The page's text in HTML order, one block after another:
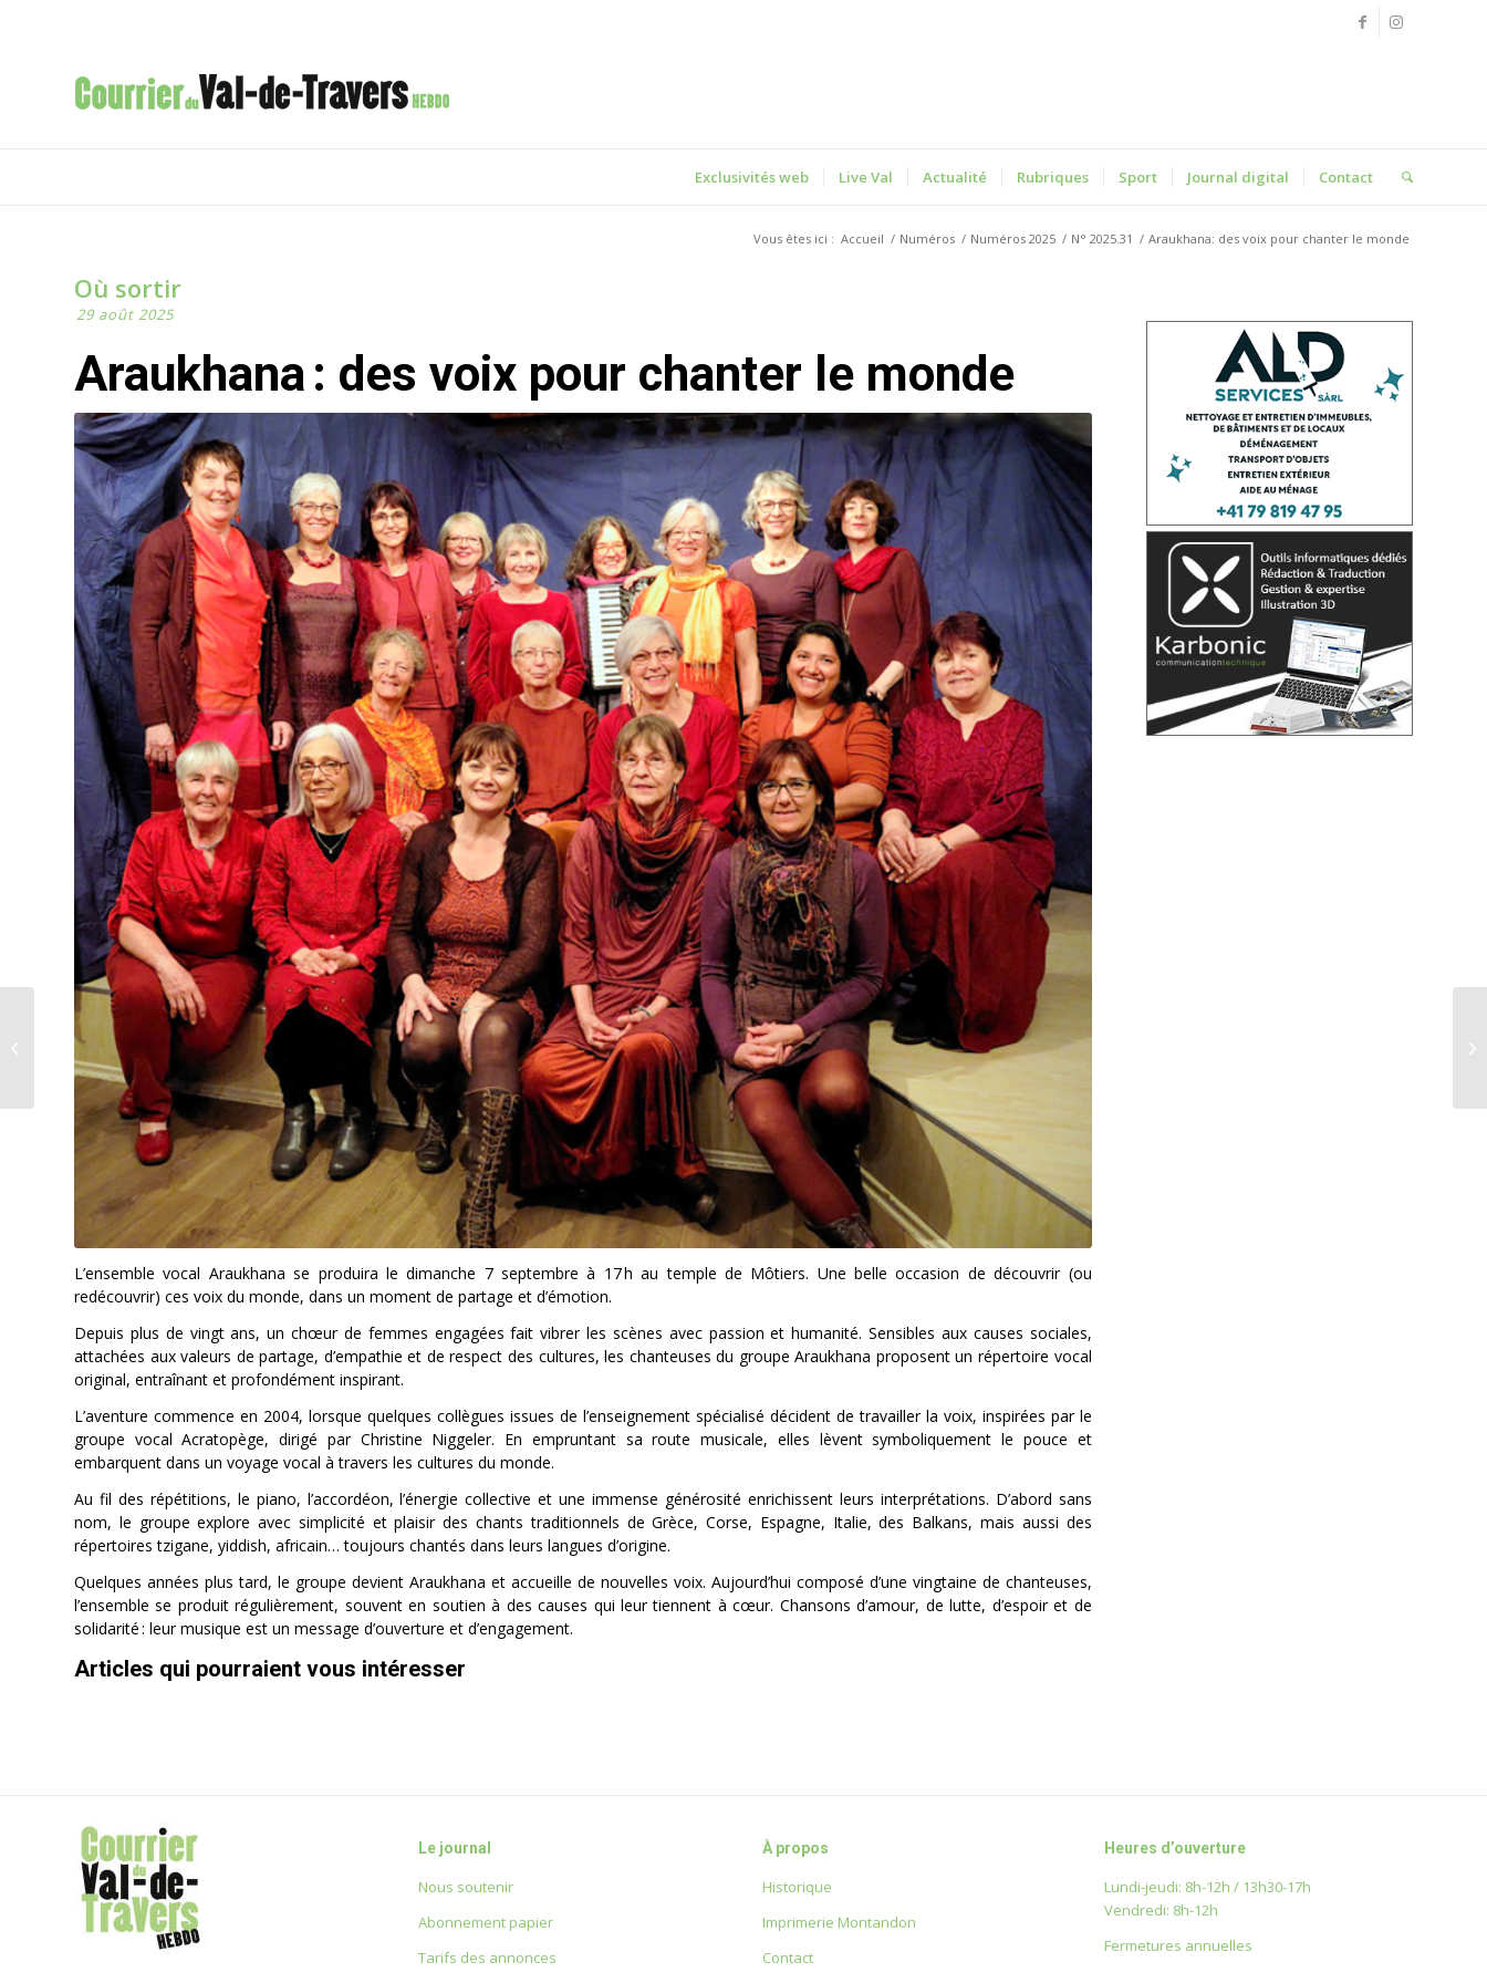
Exclusivités web Live Val Actualité Rubriques Sport Journal digital Contact
Vous êtes ici : Accueil / Numéros / Numéros 2025 / N° 2025.31 / Araukhana: des voix pour chanter le monde
Où sortir
29 août 2025
Araukhana : des voix pour chanter le monde
L’ensemble vocal Araukhana se produira le dimanche 7 septembre à 17 h au temple de Môtiers. Une belle occasion de découvrir (ou
redécouvrir) ces voix du monde, dans un moment de partage et d’émotion.
Depuis plus de vingt ans, un chœur de femmes engagées fait vibrer les scènes avec passion et humanité. Sensibles aux causes sociales,
attachées aux valeurs de partage, d’empathie et de respect des cultures, les chanteuses du groupe Araukhana proposent un répertoire vocal
original, entraînant et profondément inspirant.
L’aventure commence en 2004, lorsque quelques collègues issues de l’enseignement spécialisé décident de travailler la voix, inspirées par le
groupe vocal Acratopège, dirigé par Christine Niggeler. En empruntant sa route musicale, elles lèvent symboliquement le pouce et
embarquent dans un voyage vocal à travers les cultures du monde.
Au fil des répétitions, le piano, l’accordéon, l’énergie collective et une immense générosité enrichissent leurs interprétations. D’abord sans
nom, le groupe explore avec simplicité et plaisir des chants traditionnels de Grèce, Corse, Espagne, Italie, des Balkans, mais aussi des
répertoires tzigane, yiddish, africain… toujours chantés dans leurs langues d’origine.
Quelques années plus tard, le groupe devient Araukhana et accueille de nouvelles voix. Aujourd’hui composé d’une vingtaine de chanteuses,
l’ensemble se produit régulièrement, souvent en soutien à des causes qui leur tiennent à cœur. Chansons d’amour, de lutte, d’espoir et de
solidarité : leur musique est un message d’ouverture et d’engagement.
Articles qui pourraient vous intéresser
Le journal
Nous soutenir
Abonnement papier
Tarifs des annonces
À propos
Historique
Imprimerie Montandon
Contact
Heures d’ouverture
Lundi-jeudi: 8h-12h / 13h30-17h
Vendredi: 8h-12h
Fermetures annuelles
UDC Neuchâtel
Niels Rosselet-Christ
ne sera plus à la
présidence